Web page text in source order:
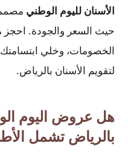
الأسنان لليوم الوطني
حيث السعر والجودة.
الخصومات، وخلي
لتقويم الأسنان بالرياض.
هل عروض اليوم
بالرياض تشمل